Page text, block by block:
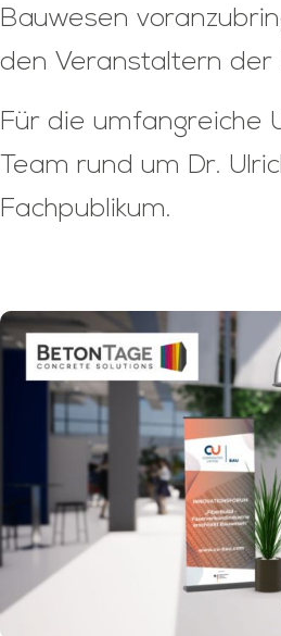
Bauwesen
den Veranstaltern der
Für die umfangreiche
Team rund um Dr.
Fachpublikum.